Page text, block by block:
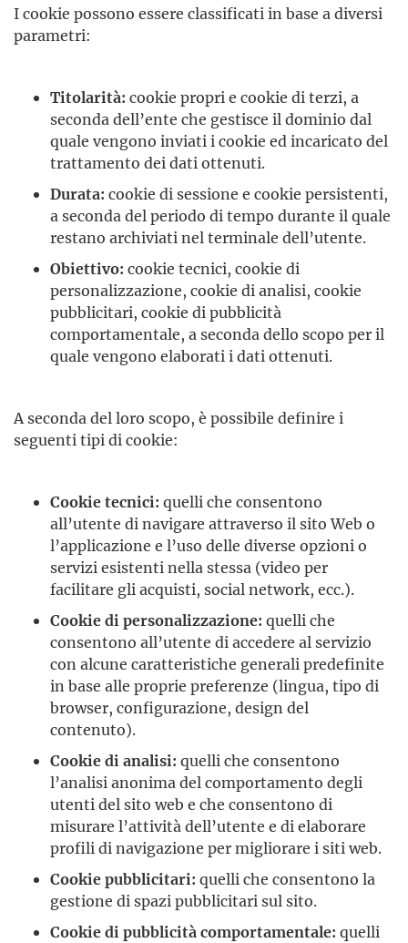
I cookie possono essere classificati in base a diversi
parametri:
Titolarità: cookie propri e cookie di terzi, a
seconda dell’ente che gestisce il dominio dal
quale vengono inviati i cookie ed incaricato del
trattamento dei dati ottenuti.
Durata: cookie di sessione e cookie persistenti,
a seconda del periodo di tempo durante il quale
restano archiviati nel terminale dell’utente.
Obiettivo: cookie tecnici, cookie di
personalizzazione, cookie di analisi, cookie
pubblicitari, cookie di pubblicità
comportamentale, a seconda dello scopo per il
quale vengono elaborati i dati ottenuti.
A seconda del loro scopo, è possibile definire i
seguenti tipi di cookie:
Cookie tecnici: quelli che consentono
all’utente di navigare attraverso il sito Web o
l’applicazione e l’uso delle diverse opzioni o
servizi esistenti nella stessa (video per
facilitare gli acquisti, social network, ecc.).
Cookie di personalizzazione: quelli che
consentono all’utente di accedere al servizio
con alcune caratteristiche generali predefinite
in base alle proprie preferenze (lingua, tipo di
browser, configurazione, design del
contenuto).
Cookie di analisi: quelli che consentono
l’analisi anonima del comportamento degli
utenti del sito web e che consentono di
misurare l’attività dell’utente e di elaborare
profili di navigazione per migliorare i siti web.
Cookie pubblicitari: quelli che consentono la
gestione di spazi pubblicitari sul sito.
Cookie di pubblicità comportamentale: quelli